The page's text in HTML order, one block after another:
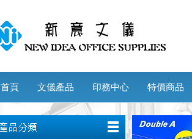
首頁 文儀產品 印務中心 特價商品